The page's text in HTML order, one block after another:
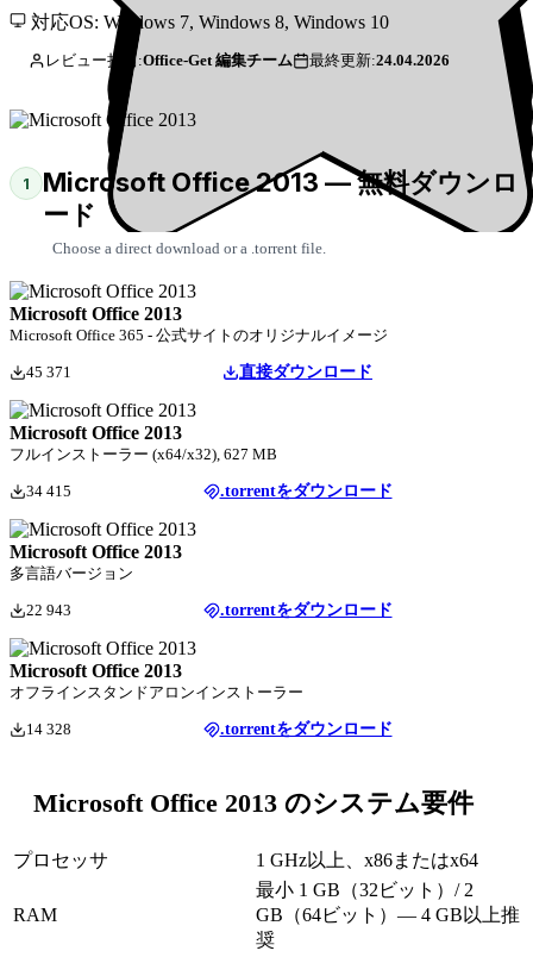
対応OS: Windows 7, Windows 8, Windows 10
レビュー担当:Office-Get 編集チーム 最終更新:24.04.2026
1
Microsoft Office 2013 — 無料ダウンロ
ード
Choose a direct download or a .torrent file.
Microsoft Office 2013
Microsoft Office 365 - 公式サイトのオリジナルイメージ
45 371 直接ダウンロード
Microsoft Office 2013
フルインストーラー (x64/x32), 627 MB
34 415 .torrentをダウンロード
Microsoft Office 2013
多言語バージョン
22 943 .torrentをダウンロード
Microsoft Office 2013
オフラインスタンドアロンインストーラー
14 328 .torrentをダウンロード
Microsoft Office 2013 のシステム要件
プロセッサ 1 GHz以上、x86またはx64
RAM
最小 1 GB（32ビット）/ 2
GB（64ビット）— 4 GB以上推
奨